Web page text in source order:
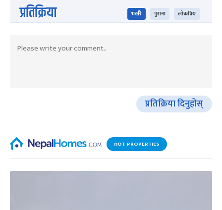
प्रतिक्रिया भर्खरै पुराना लोकप्रिय
प्रतिक्रिया दिनुहोस्
HOT PROPERTIES